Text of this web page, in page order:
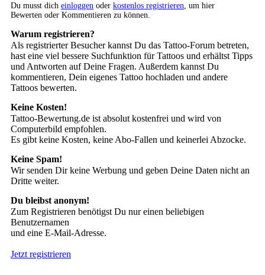
Du musst dich einloggen oder kostenlos registrieren , um hier
Bewerten oder Kommentieren zu können.
Warum registrieren?
Als registrierter Besucher kannst Du das Tattoo-Forum betreten,
hast eine viel bessere Suchfunktion für Tattoos und erhältst Tipps
und Antworten auf Deine Fragen. Außerdem kannst Du
kommentieren, Dein eigenes Tattoo hochladen und andere
Tattoos bewerten.
Keine Kosten!
Tattoo-Bewertung.de ist absolut kostenfrei und wird von
Computerbild empfohlen.
Es gibt keine Kosten, keine Abo-Fallen und keinerlei Abzocke.
Keine Spam!
Wir senden Dir keine Werbung und geben Deine Daten nicht an
Dritte weiter.
Du bleibst anonym!
Zum Registrieren benötigst Du nur einen beliebigen
Benutzernamen
und eine E-Mail-Adresse.
Jetzt registrieren